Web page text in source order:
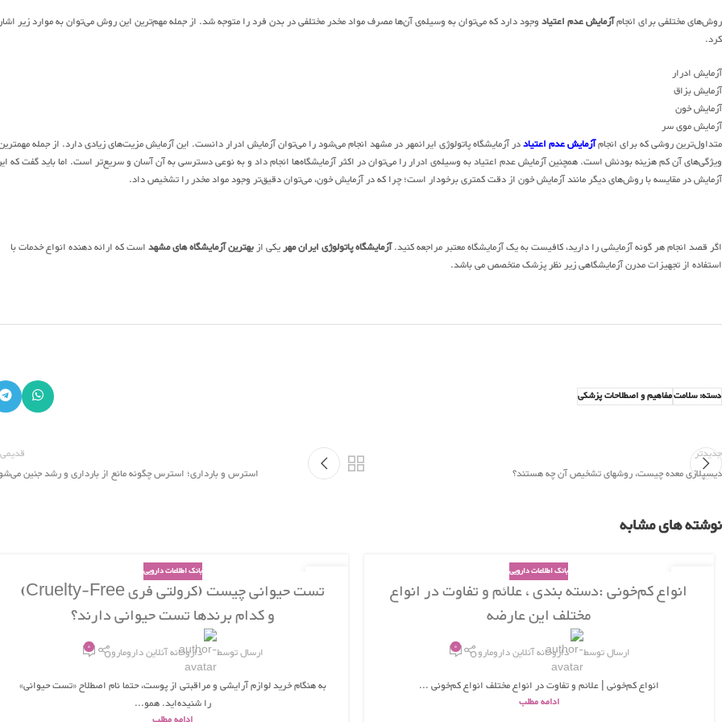
روش‌های مختلفی برای انجامآزمایش عدم اعتیادوجود دارد که می‌توان به وسیله‌ی آن‌ها مصرف مواد مخدر مختلفی در بدن فرد را متوجه شد. از جمله مهم‌ترین این روش می‌توان به موارد زیر
کرد.
آزمایش ادرار
آزمایش بزاق
آزمایش خون
آزمایش موی سر
متداول‌ترین روشی که برای انجامآزمایش عدم اعتیاددر آزمایشگاه پاتولوژی ایرانمهر در مشهد انجام می‌شود را می‌توان آزمایش ادرار دانست. این آزمایش مزیت‌های زیادی دارد. از جمله
ویژگی‌های آن کم هزینه بودنش است. همچنین آزمایش عدم اعتیاد به وسیله‌ی ادرار را می‌توان در اکثر آزمایشگاه‌ها انجام داد و به نوعی دسترسی به آن آسان و سریع‌تر است. اما باید گفت که
آزمایش در مقایسه با روش‌های دیگر مانند آزمایش خون از دقت کمتری برخودار است؛ چرا که در آزمایش خون، می‌توان دقیق‌تر وجود مواد مخدر را تشخیص داد.
اگر قصد انجام هر گونه آزمایشی را دارید، کافیست به یک آزمایشگاه معتبر مراجعه کنید.آزمایشگاه پاتولوژی ایران مهریکی ازبهترین آزمایشگاه های مشهداست که ارائه دهنده انواع خدمات با
استفاده از تجهیزات مدرن آزمایشگاهی زیر نظر پزشک متخصص می باشد.
دسته: سلامتمفاهیم و اصطلاحات پزشکی
جدیدتر
دیسپلازی معده چیست، روشهای تشخیص آن چه هستند؟
استرس و بارداری؛ استرس چگونه مانع از بارداری و رشد جنین
نوشته های مشابه
29
اسفند
بانک اطلاعات دارویی
انواع کم‌خونی :دسته بندی ، علائم و تفاوت در انواع
مختلف این عارضه
ارسال توسط داروخانه آنلاین دارومارو 0
انواع کم‌خونی | علائم و تفاوت در انواع مختلف انواع کم‌خونی ...
ادامه مطلب
06آذر
بانک اطلاعات دارویی
تست حیوانی چیست (کرولتی فری Cruelty-Free)
و کدام برندها تست حیوانی دارند؟
ارسال توسط داروخانه آنلاین دارومارو 0
به هنگام خرید لوازم آرایشی و مراقبتی از پوست، حتما نام اصطلاح «تست حیوانی»
را شنیده‌اید. همو...